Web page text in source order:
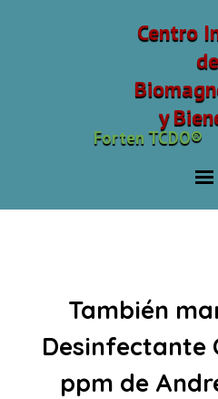
Forten TCDO®
Centro
de
y
También
Desinfectante
ppm de